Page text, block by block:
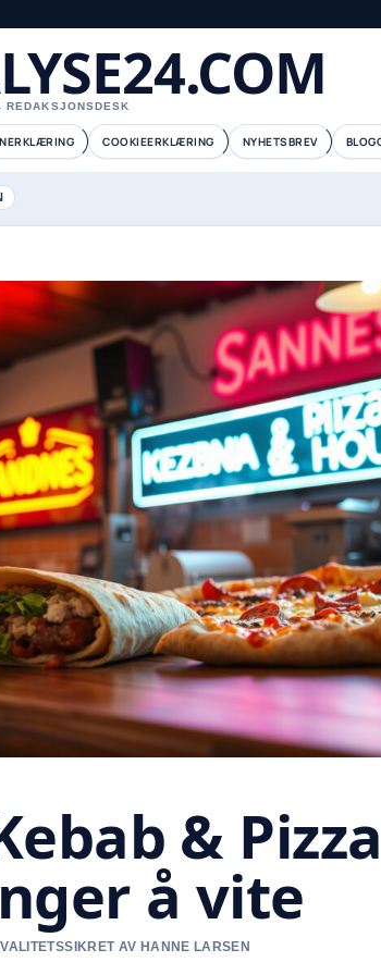
REDAKSJONSDESK
COOKIEERKLÆRING NYHETSBREV
&
å vite
AV HANNE LARSEN